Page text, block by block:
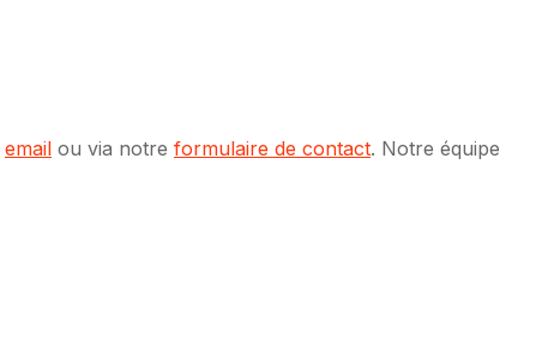
email ou via notre formulaire de contact. Notre équipe